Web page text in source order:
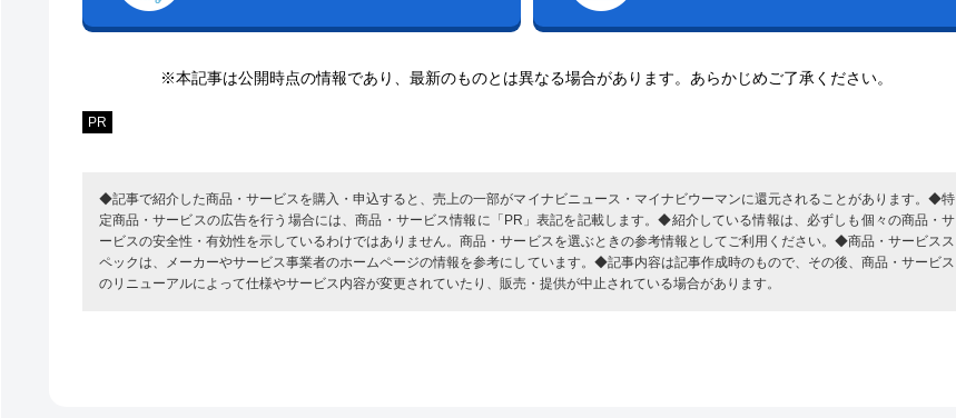
※本記事は公開時点の情報であり、最新のものとは異なる場合があります。あらかじめご了承ください。
PR
◆記事で紹介した商品・サービスを購入・申込すると、売上の一部がマイナビニュース・マイナビウーマンに還元されることがあります。◆特
定商品・サービスの広告を行う場合には、商品・サービス情報に「PR」表記を記載します。◆紹介している情報は、必ずしも個々の商品・サ
ービスの安全性・有効性を示しているわけではありません。商品・サービスを選ぶときの参考情報としてご利用ください。◆商品・サービスス
ペックは、メーカーやサービス事業者のホームページの情報を参考にしています。◆記事内容は記事作成時のもので、その後、商品・サービス
のリニューアルによって仕様やサービス内容が変更されていたり、販売・提供が中止されている場合があります。